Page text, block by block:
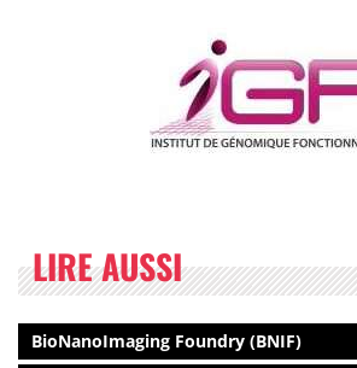
LIRE AUSSI
BioNanoImaging Foundry (BNIF)